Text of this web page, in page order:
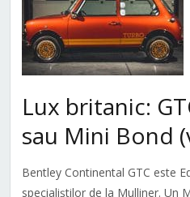
Lux britanic:
sau Mini Bond
Bentley Continental GTC este
specialiștilor de la Mulliner. Un